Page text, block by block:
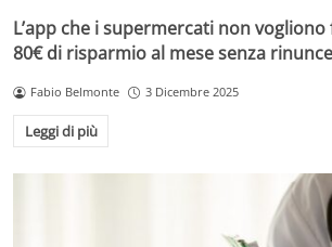
L’app che i supermercati non
80€ di risparmio al mese senza rinunce
Fabio Belmonte 3 Dicembre 2025
Leggi di più